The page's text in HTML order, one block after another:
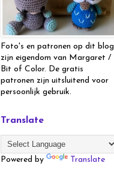
Foto's en patronen op dit blog
zijn eigendom van Margaret /
Bit of Color. De gratis
patronen zijn uitsluitend voor
persoonlijk gebruik.
Translate
Powered by Translate